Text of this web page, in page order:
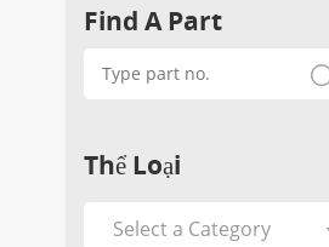
Find A Part
Thể Loại